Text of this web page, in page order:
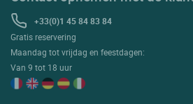
+33(0)1 45 84 83 84
Gratis reservering
Maandag tot vrijdag en feestdagen:
Van 9 tot 18 uur